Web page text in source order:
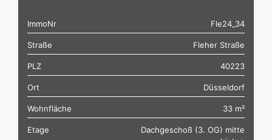
ImmoNr Fle24_34
Straße Fleher Straße
PLZ 40223
Ort Düsseldorf
Wohnfläche 33 m²
Etage
Dachgeschoß (3. OG) mitte